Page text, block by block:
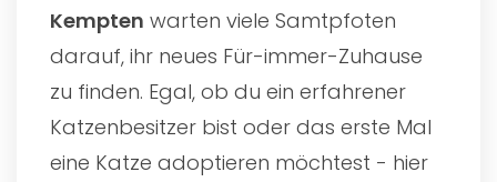
Kempten warten viele Samtpfoten
darauf, ihr neues Für-immer-Zuhause
zu finden. Egal, ob du ein erfahrener
Katzenbesitzer bist oder das erste Mal
eine Katze adoptieren möchtest - hier